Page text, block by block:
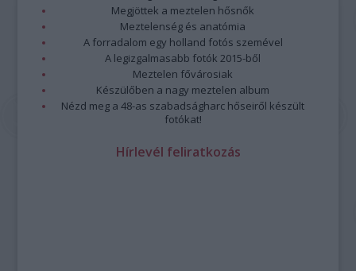
Megjöttek a meztelen hősnők
Meztelenség és anatómia
A forradalom egy holland fotós szemével
A legizgalmasabb fotók 2015-ből
Meztelen fővárosiak
Készülőben a nagy meztelen album
Nézd meg a 48-as szabadságharc hőseiről készült
fotókat!
Hírlevél feliratkozás